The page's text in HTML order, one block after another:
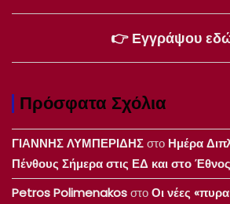
👉 Εγγράψου
Πρόσφατα Σχόλια
ΓΙΑΝΝΗΣ ΛΥΜΠΕΡΙΔΗΣστο Ημέρα
Πένθους Σήμερα στις ΕΔ και στο Έθνος
Petros PolimenakosστοΟι νέες